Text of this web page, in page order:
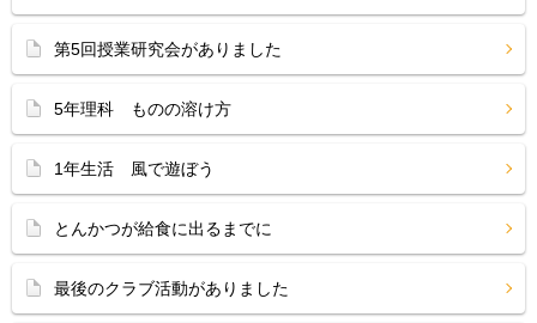
第5回授業研究会がありました
5年理科 ものの溶け方
1年生活 風で遊ぼう
とんかつが給食に出るまでに
最後のクラブ活動がありました